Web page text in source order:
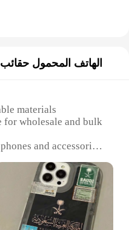
الهاتف المحمول حقائب
materials
for wholesale and bulk
and accessories
Saudi nationals and
for daily use,